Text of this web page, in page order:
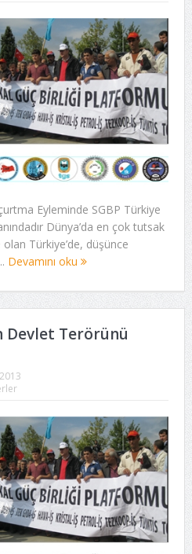
Eyleminde SGBP Türkiye
Dünya’da en çok tutsak
Türkiye’de, düşünce
Devamını oku
Devlet Terörünü